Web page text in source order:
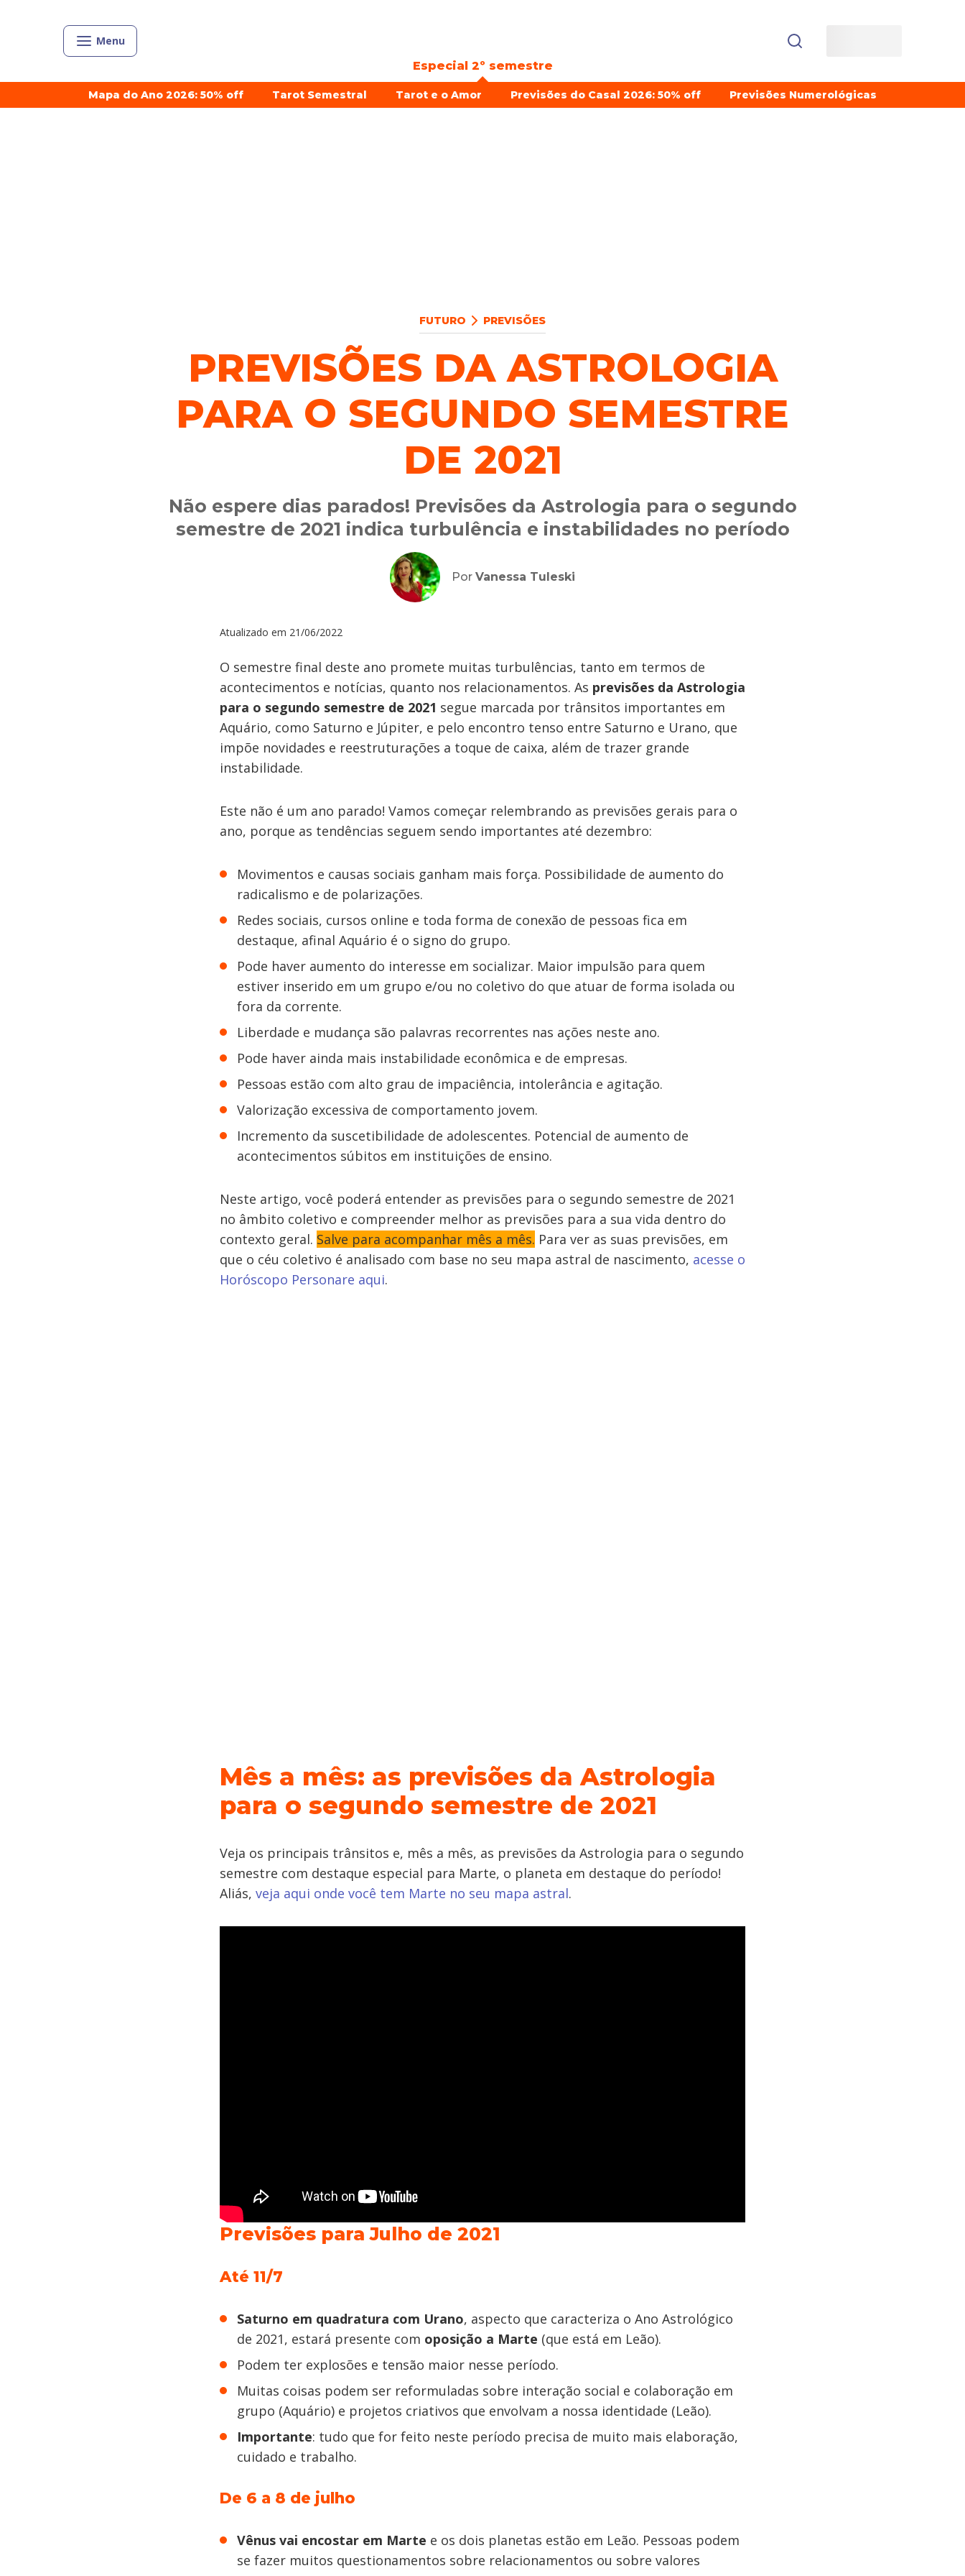
Menu
Especial 2º semestre
Mapa do Ano 2026: 50% off Tarot Semestral Tarot e o Amor Previsões do Casal 2026: 50% off Previsões Numerológicas
FUTURO PREVISÕES
PREVISÕES DA ASTROLOGIA
PARA O SEGUNDO SEMESTRE
DE 2021
Não espere dias parados! Previsões da Astrologia para o segundo
semestre de 2021 indica turbulência e instabilidades no período
Por Vanessa Tuleski
Atualizado em 21/06/2022
O semestre final deste ano promete muitas turbulências, tanto em termos de
acontecimentos e notícias, quanto nos relacionamentos. As previsões da Astrologia
para o segundo semestre de 2021 segue marcada por trânsitos importantes em
Aquário, como Saturno e Júpiter, e pelo encontro tenso entre Saturno e Urano, que
impõe novidades e reestruturações a toque de caixa, além de trazer grande
instabilidade.
Este não é um ano parado! Vamos começar relembrando as previsões gerais para o
ano, porque as tendências seguem sendo importantes até dezembro:
Movimentos e causas sociais ganham mais força. Possibilidade de aumento do
radicalismo e de polarizações.
Redes sociais, cursos online e toda forma de conexão de pessoas fica em
destaque, afinal Aquário é o signo do grupo.
Pode haver aumento do interesse em socializar. Maior impulsão para quem
estiver inserido em um grupo e/ou no coletivo do que atuar de forma isolada ou
fora da corrente.
Liberdade e mudança são palavras recorrentes nas ações neste ano.
Pode haver ainda mais instabilidade econômica e de empresas.
Pessoas estão com alto grau de impaciência, intolerância e agitação.
Valorização excessiva de comportamento jovem.
Incremento da suscetibilidade de adolescentes. Potencial de aumento de
acontecimentos súbitos em instituições de ensino.
Neste artigo, você poderá entender as previsões para o segundo semestre de 2021
no âmbito coletivo e compreender melhor as previsões para a sua vida dentro do
contexto geral. Salve para acompanhar mês a mês. Para ver as suas previsões, em
que o céu coletivo é analisado com base no seu mapa astral de nascimento, acesse o
Horóscopo Personare aqui.
Mês a mês: as previsões da Astrologia
para o segundo semestre de 2021
Veja os principais trânsitos e, mês a mês, as previsões da Astrologia para o segundo
semestre com destaque especial para Marte, o planeta em destaque do período!
Aliás, veja aqui onde você tem Marte no seu mapa astral.
Previsões para Julho de 2021
Até 11/7
Saturno em quadratura com Urano, aspecto que caracteriza o Ano Astrológico
de 2021, estará presente com oposição a Marte (que está em Leão).
Podem ter explosões e tensão maior nesse período.
Muitas coisas podem ser reformuladas sobre interação social e colaboração em
grupo (Aquário) e projetos criativos que envolvam a nossa identidade (Leão).
Importante: tudo que for feito neste período precisa de muito mais elaboração,
cuidado e trabalho.
De 6 a 8 de julho
Vênus vai encostar em Marte e os dois planetas estão em Leão. Pessoas podem
se fazer muitos questionamentos sobre relacionamentos ou sobre valores